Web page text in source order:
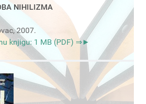
NIHILIZMA
2007.
knjigu: 1 MB (PDF) ⇒►